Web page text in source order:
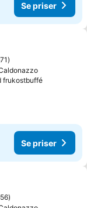
Se priser
Favoriter
frukostbuffé
Se priser
Favoriter